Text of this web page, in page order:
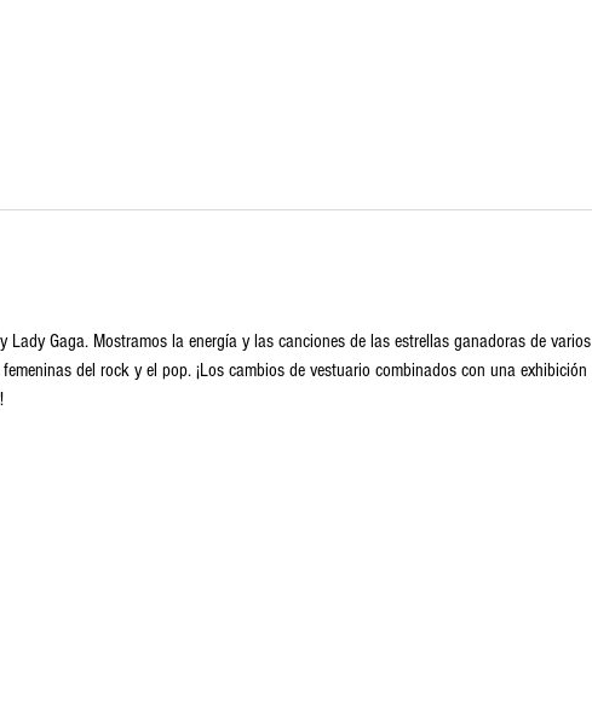
Lady Gaga. Mostramos la energía y las canciones de las estrellas ganadoras de varios
del rock y el pop. ¡Los cambios de vestuario combinados con una exhibición